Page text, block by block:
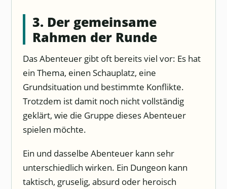
3. Der gemeinsame
Rahmen der Runde
Das Abenteuer gibt oft bereits viel vor: Es hat
ein Thema, einen Schauplatz, eine
Grundsituation und bestimmte Konflikte.
Trotzdem ist damit noch nicht vollständig
geklärt, wie die Gruppe dieses Abenteuer
spielen möchte.
Ein und dasselbe Abenteuer kann sehr
unterschiedlich wirken. Ein Dungeon kann
taktisch, gruselig, absurd oder heroisch